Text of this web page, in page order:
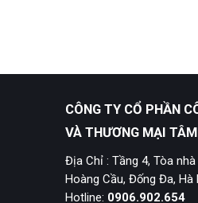
CÔNG TY CỔ PHẦN
VÀ THƯƠNG MẠI
Địa Chỉ : Tầng 4, Tòa
Hoàng Cầu, Đống Đa, Hà
Hotline: 0906.902.654